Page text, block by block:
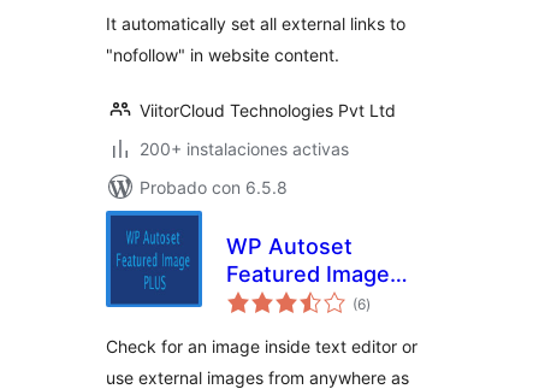
It automatically set all external links to
"nofollow" in website content.
ViitorCloud Technologies Pvt Ltd
200+ instalaciones activas
Probado con 6.5.8
WP Autoset
Featured Image
Plus
(6valoraciones
en
)
Check for an image inside text editor or
use external images from anywhere as